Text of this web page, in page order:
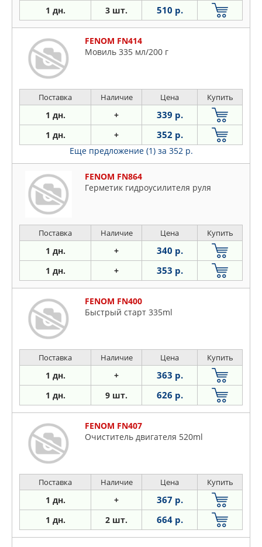
1 дн. 3 шт. 510 р.
FENOM FN414
Мовиль 335 мл/200 г
Поставка Наличие Цена Купить
1 дн. + 339 р.
1 дн. + 352 р.
Еще предложение (1) за 352 р.
FENOM FN864
Герметик гидроусилителя руля
Поставка Наличие Цена Купить
1 дн. + 340 р.
1 дн. + 353 р.
FENOM FN400
Быстрый старт 335ml
Поставка Наличие Цена Купить
1 дн. + 363 р.
1 дн. 9 шт. 626 р.
FENOM FN407
Очиститель двигателя 520ml
Поставка Наличие Цена Купить
1 дн. + 367 р.
1 дн. 2 шт. 664 р.